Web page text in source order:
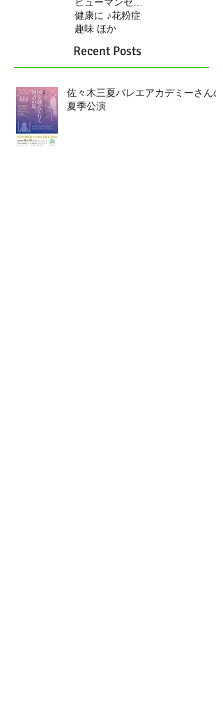
健康に ♪花粉症
趣味 ほか
Recent Posts
佐々木三夏バレエアカデミーさんの
夏季公演